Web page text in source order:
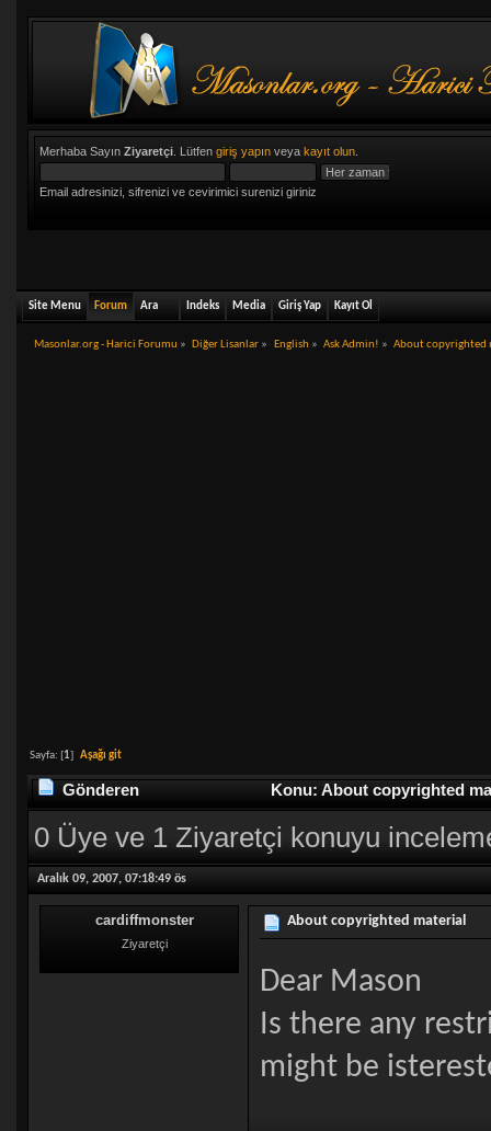
Merhaba Sayın Ziyaretçi. Lütfen giriş yapınveya kayıt olun.
Email adresinizi, sifrenizi ve cevirimici surenizi giriniz
Site Menu Forum Ara Indeks Media Giriş Yap Kayıt Ol
Masonlar.org - Harici Forumu » Diğer Lisanlar » English» Ask Admin! » About copyrighted
Sayfa: [1] Aşağı git
Gönderen Konu: About copyrighted
0 Üye ve 1 Ziyaretçi konuyu
Aralık 09, 2007, 07:18:49 ös
cardiffmonster
Ziyaretçi
About copyrighted material
Dear Mason
Is there any
might be